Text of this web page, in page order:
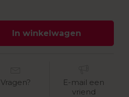
In winkelwagen
Vragen?
E-mail een
vriend